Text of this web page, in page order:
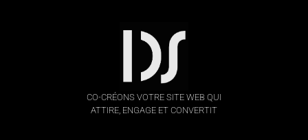
CO-CRÉONS VOTRE SITE WEB QUI
ATTIRE, ENGAGE ET CONVERTIT